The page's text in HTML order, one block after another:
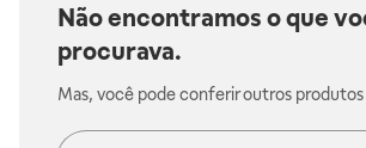
Não encontramos o que
procurava.
Mas, você pode conferir outros produtos